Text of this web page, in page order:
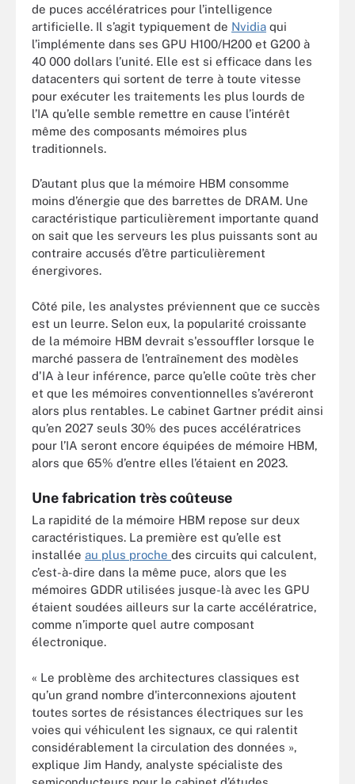
de puces accélératrices pour l’intelligence
artificielle. Il s’agit typiquement de Nvidia qui
l’implémente dans ses GPU H100/H200 et G200 à
40 000 dollars l’unité. Elle est si efficace dans les
datacenters qui sortent de terre à toute vitesse
pour exécuter les traitements les plus lourds de
l’IA qu’elle semble remettre en cause l’intérêt
même des composants mémoires plus
traditionnels.
D’autant plus que la mémoire HBM consomme
moins d’énergie que des barrettes de DRAM. Une
caractéristique particulièrement importante quand
on sait que les serveurs les plus puissants sont au
contraire accusés d’être particulièrement
énergivores.
Côté pile, les analystes préviennent que ce succès
est un leurre. Selon eux, la popularité croissante
de la mémoire HBM devrait s'essouffler lorsque le
marché passera de l’entraînement des modèles
d'IA à leur inférence, parce qu’elle coûte très cher
et que les mémoires conventionnelles s’avéreront
alors plus rentables. Le cabinet Gartner prédit ainsi
qu’en 2027 seuls 30% des puces accélératrices
pour l’IA seront encore équipées de mémoire HBM,
alors que 65% d’entre elles l’étaient en 2023.
Une fabrication très coûteuse
La rapidité de la mémoire HBM repose sur deux
caractéristiques. La première est qu’elle est
installée au plus proche des circuits qui calculent,
c’est-à-dire dans la même puce, alors que les
mémoires GDDR utilisées jusque-là avec les GPU
étaient soudées ailleurs sur la carte accélératrice,
comme n’importe quel autre composant
électronique.
« Le problème des architectures classiques est
qu’un grand nombre d'interconnexions ajoutent
toutes sortes de résistances électriques sur les
voies qui véhiculent les signaux, ce qui ralentit
considérablement la circulation des données »,
explique Jim Handy, analyste spécialiste des